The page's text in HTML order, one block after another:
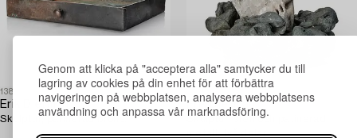
Genom att klicka på "acceptera alla" samtycker du till
lagring av cookies på din enhet för att förbättra
navigeringen på webbplatsen, analysera webbplatsens
användning och anpassa vår marknadsföring.
1389777
Erik Dietman
Skulptur, patinerad brons.
1389774
Erik Dietman
Skulptur, sten och patinerad
metall, två delar.